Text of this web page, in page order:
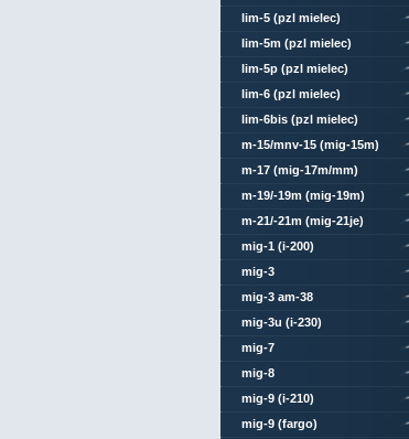
lim-5 (pzl mielec)
lim-5m (pzl mielec)
lim-5p (pzl mielec)
lim-6 (pzl mielec)
lim-6bis (pzl mielec)
m-15/mnv-15 (mig-15m)
m-17 (mig-17m/mm)
m-19/-19m (mig-19m)
m-21/-21m (mig-21je)
mig-1 (i-200)
mig-3
mig-3 am-38
mig-3u (i-230)
mig-7
mig-8
mig-9 (i-210)
mig-9 (fargo)